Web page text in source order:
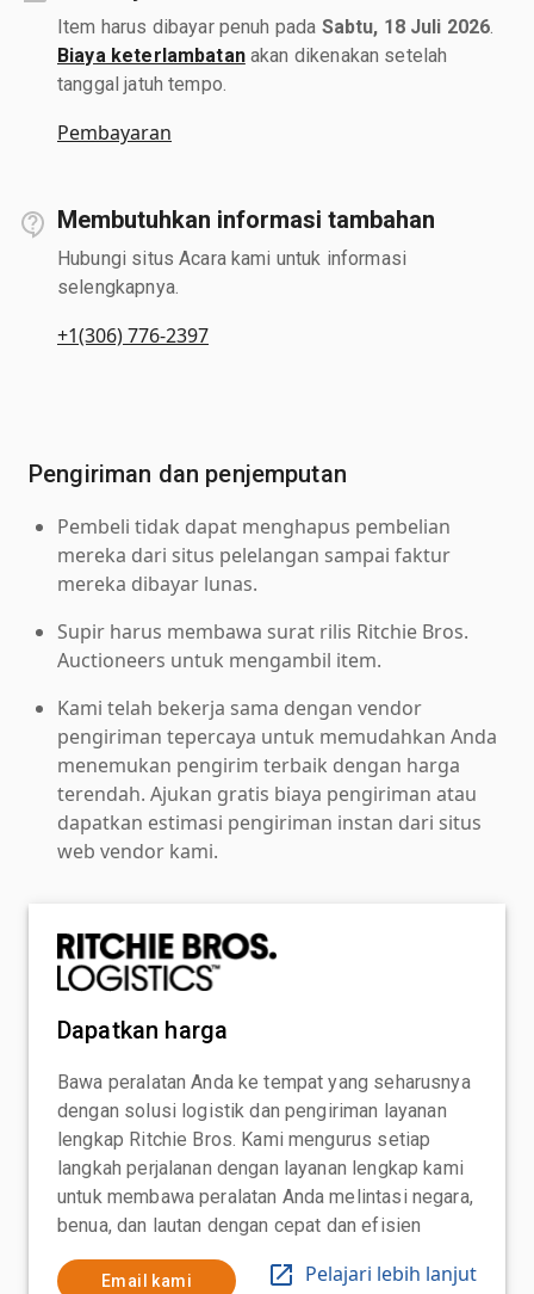
Item harus dibayar penuh pada Sabtu, 18 Juli 2026
Biaya keterlambatanakan dikenakan setelah
tanggal jatuh tempo.
Pembayaran
Membutuhkan informasi tambahan
Hubungi situs Acara kami untuk informasi
selengkapnya.
+1(306) 776-2397
Pengiriman dan penjemputan
Pembeli tidak dapat menghapus pembelian
mereka dari situs pelelangan sampai faktur
mereka dibayar lunas.
Supir harus membawa surat rilis Ritchie Bros.
Auctioneers untuk mengambil item.
Kami telah bekerja sama dengan vendor
pengiriman tepercaya untuk memudahkan Anda
menemukan pengirim terbaik dengan harga
terendah. Ajukan gratis biaya pengiriman atau
dapatkan estimasi pengiriman instan dari situs
web vendor kami.
Dapatkan harga
Bawa peralatan Anda ke tempat yang seharusnya
dengan solusi logistik dan pengiriman layanan
lengkap Ritchie Bros. Kami mengurus setiap
langkah perjalanan dengan layanan lengkap kami
untuk membawa peralatan Anda melintasi negara,
benua, dan lautan dengan cepat dan efisien
Email kami Pelajari lebih lanjut